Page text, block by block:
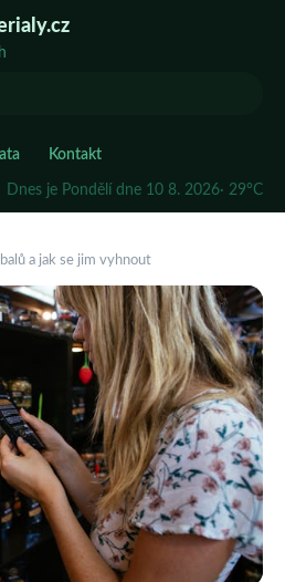
Kontakt
Dnes je Pondělí dne 10 8. 2026· 29°C
a jak se jim vyhnout